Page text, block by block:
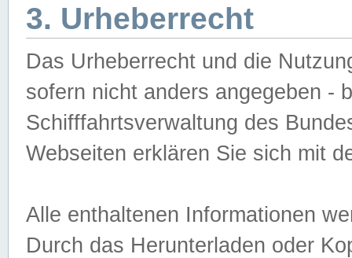
3. Urheberrecht
Das Urheberrecht und die
sofern nicht anders angegeben -
Schifffahrtsverwaltung des
Webseiten erklären Sie sich mit
Alle enthaltenen Informationen
Durch das Herunterladen oder